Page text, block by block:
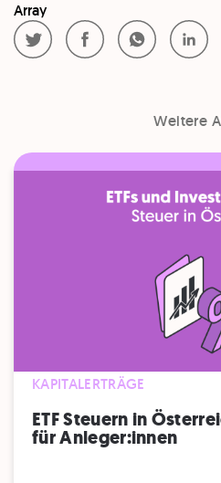
Array
Weitere
KAPITALERTRÄGE
ETF Steuern in
für Anleger:innen